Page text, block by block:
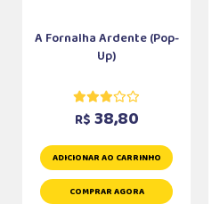
A Fornalha Ardente (Pop-
Up)
R$ 38,80
ADICIONAR AO CARRINHO
COMPRAR AGORA